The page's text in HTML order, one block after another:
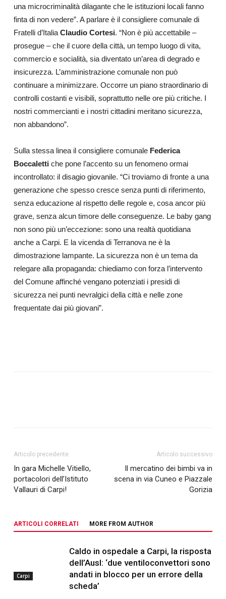
una microcriminalità dilagante che le istituzioni locali fanno
finta di non vedere”. A parlare è il consigliere comunale di
Fratelli d’Italia Claudio Cortesi. “Non è più accettabile –
prosegue – che il cuore della città, un tempo luogo di vita,
commercio e socialità, sia diventato un’area di degrado e
insicurezza. L’amministrazione comunale non può
continuare a minimizzare. Occorre un piano straordinario di
controlli costanti e visibili, soprattutto nelle ore più critiche. I
nostri commercianti e i nostri cittadini meritano sicurezza,
non abbandono”.
Sulla stessa linea il consigliere comunale Federica
Boccaletti che pone l’accento su un fenomeno ormai
incontrollato: il disagio giovanile. “Ci troviamo di fronte a una
generazione che spesso cresce senza punti di riferimento,
senza educazione al rispetto delle regole e, cosa ancor più
grave, senza alcun timore delle conseguenze. Le baby gang
non sono più un’eccezione: sono una realtà quotidiana
anche a Carpi. E la vicenda di Terranova ne è la
dimostrazione lampante. La sicurezza non è un tema da
relegare alla propaganda: chiediamo con forza l’intervento
del Comune affinché vengano potenziati i presidi di
sicurezza nei punti nevralgici della città e nelle zone
frequentate dai più giovani”.
Articolo precedente
In gara Michelle Vitiello,
portacolori dell’Istituto
Vallauri di Carpi!
Articolo successivo
Il mercatino dei bimbi va in
scena in via Cuneo e Piazzale
Gorizia
ARTICOLI CORRELATI MORE FROM AUTHOR
Carpi
Caldo in ospedale a Carpi, la risposta
dell’Ausl: ‘due ventiloconvettori sono
andati in blocco per un errore della
scheda’